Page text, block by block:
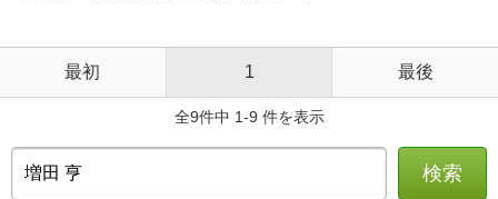
最初 1 最後
全9件中 1-9 件を表示
検索